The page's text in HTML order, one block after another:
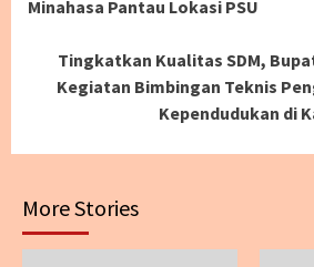
Minahasa Pantau Lokasi PSU
Tingkatkan Kualitas SDM,
Kegiatan Bimbingan Teknis
Kependudukan di
More Stories